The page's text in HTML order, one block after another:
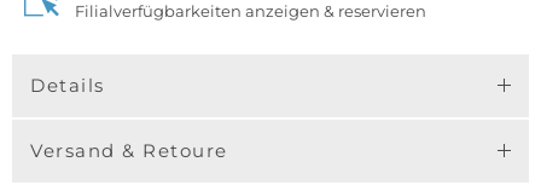
Filialverfügbarkeiten anzeigen & reservieren
Details
Versand & Retoure